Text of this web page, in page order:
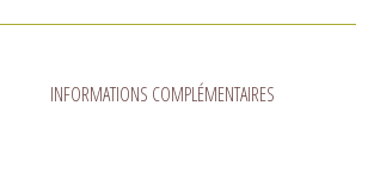
INFORMATIONS COMPLÉMENTAIRES